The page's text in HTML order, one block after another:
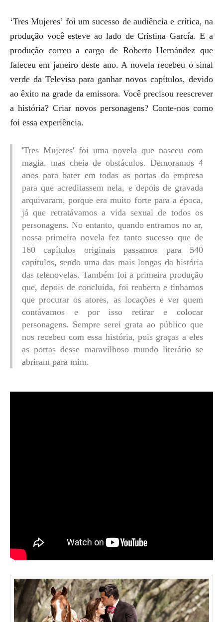
‘Tres Mujeres’ foi um sucesso de audiência e crítica, na
produção você esteve ao lado de Cristina García. E a
produção correu a cargo de Roberto Hernández que
faleceu em janeiro deste ano. A novela recebeu o sinal
verde da Televisa para ganhar novos capítulos, devido
ao êxito na grade da emissora. Você precisou reescrever
a história? Criar novos personagens? Conte-nos como
foi essa experiência.
'Tres Mujeres' foi uma novela que nasceu com
magia, mas cheia de obstáculos. Demoramos 4
anos para bater em todas as portas da empresa
para que acreditassem nela, e depois de gravada
arquivaram, porque era muito forte para a época,
já que retratávamos a vida sexual de todos os
personagens. No entanto, quando entramos no ar,
nossa primeira novela fez tanto sucesso que de
160 capítulos originais passamos para 540
capítulos, sendo uma das mais longas da história
das telenovelas. Também foi a primeira produção
que, depois de concluída, foi reaberta e tínhamos
que procurar os atores, as locações e ver quem
contávamos e por isso retirar e colocar
personagens. Sempre serei grata ao público que
nos recebeu com essa história, pois graças a eles
as portas desse maravilhoso mundo literário se
abriram para mim.